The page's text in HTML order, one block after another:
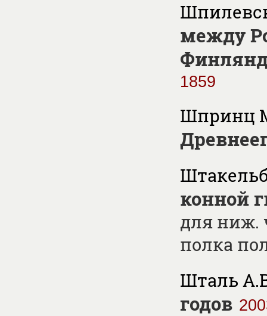
между
1859
Шпринц
конной
для ниж.
полка
Шталь
годов